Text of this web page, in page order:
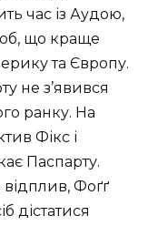
час із Аудою,
що краще
та Європу.
не з’явився
ранку. На
Фікс і
Паспарту.
Фоґґ
дістатися